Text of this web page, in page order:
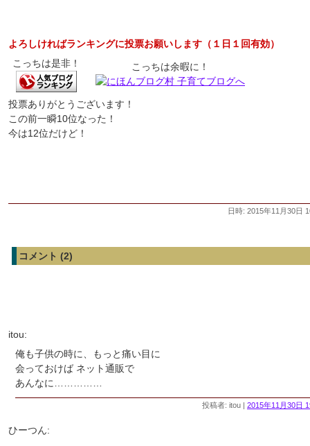
よろしければランキングに投票お願いします（１日１回有効）
こっちは是非！
こっちは余暇に！
投票ありがとうございます！
この前一瞬10位なった！
今は12位だけど！
日時: 2015年11月30日
コメント (2)
itou:
俺も子供の時に、もっと痛い目に
会っておけば ネット通販で
あんなに……………
投稿者: itou | 2015年11月30日
ひーつん: